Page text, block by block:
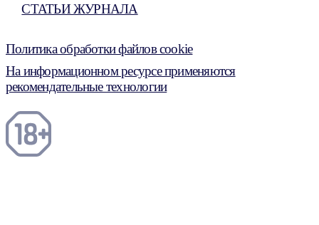
СТАТЬИ ЖУРНАЛА
Политика обработки файлов cookie
На информационном ресурсе применяются
рекомендательные технологии